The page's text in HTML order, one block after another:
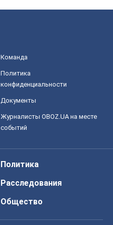
Команда
Политика
конфиденциальности
Документы
Журналисты OBOZ.UA на месте
событий
Политика
Расследования
Общество